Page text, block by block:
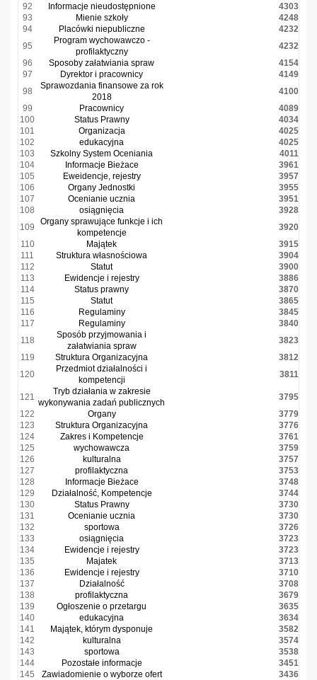
92 Informacje nieudostępnione
4303
93
Mienie szkoły
4248
94
Placówki niepubliczne
4232
95
Program wychowawczo -
profilaktyczny
4232
96
Sposoby załatwiania spraw
4154
97
Dyrektor i pracownicy
4149
98
Sprawozdania finansowe za rok
2018
4100
99
Pracownicy
4089
100
Status Prawny
4034
101
Organizacja
4025
102
edukacyjna
4025
103
Szkolny System Oceniania
4011
104
Informacje Bieżace
3961
105
Eweidencje, rejestry
3957
106
Organy Jednostki
3955
107
Ocenianie ucznia
3951
108
osiągnięcia
3928
109
Organy sprawujące funkcje i ich
kompetencje
3920
110
Majątek
3915
111
Struktura własnościowa
3904
112
Statut
3900
113
Ewidencje i rejestry
3886
114
Status prawny
3870
115
Statut
3865
116
Regulaminy
3845
117
Regulaminy
3840
118
Sposób przyjmowania i
załatwiania spraw
3823
119
Struktura Organizacyjna
3812
120
Przedmiot działalności i
kompetencji
3811
121
Tryb działania w zakresie
wykonywania zadań publicznych
3795
122
Organy
3779
123
Struktura Organizacyjna
3776
124
Zakres i Kompetencje
3761
125
wychowawcza
3759
126
kulturalna
3757
127
profilaktyczna
3753
128
Informacje Bieżace
3748
129
Działalność, Kompetencje
3744
130
Status Prawny
3730
131
Ocenianie ucznia
3730
132
sportowa
3726
133
osiągnięcia
3723
134
Ewidencje i rejestry
3723
135
Majatek
3713
136
Ewidencje i rejestry
3710
137
Działalność
3708
138
profilaktyczna
3679
139
Ogłoszenie o przetargu
3635
140
edukacyjna
3634
141
Majątek, którym dysponuje
3582
142
kulturalna
3574
143
sportowa
3538
144
Pozostałe informacje
3451
145
Zawiadomienie o wyborze ofert
3436